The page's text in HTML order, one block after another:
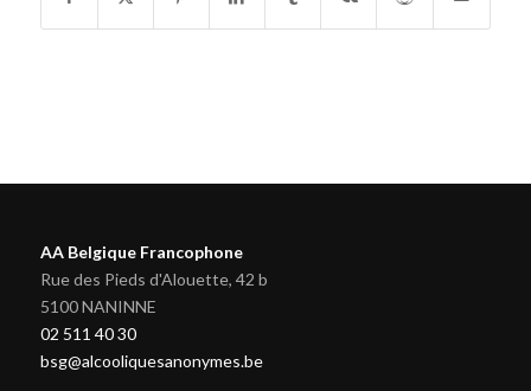
AA Belgique Francophone
Rue des Pieds d'Alouette, 42 b
5100 NANINNE
02 511 40 30
bsg@alcooliquesanonymes.be